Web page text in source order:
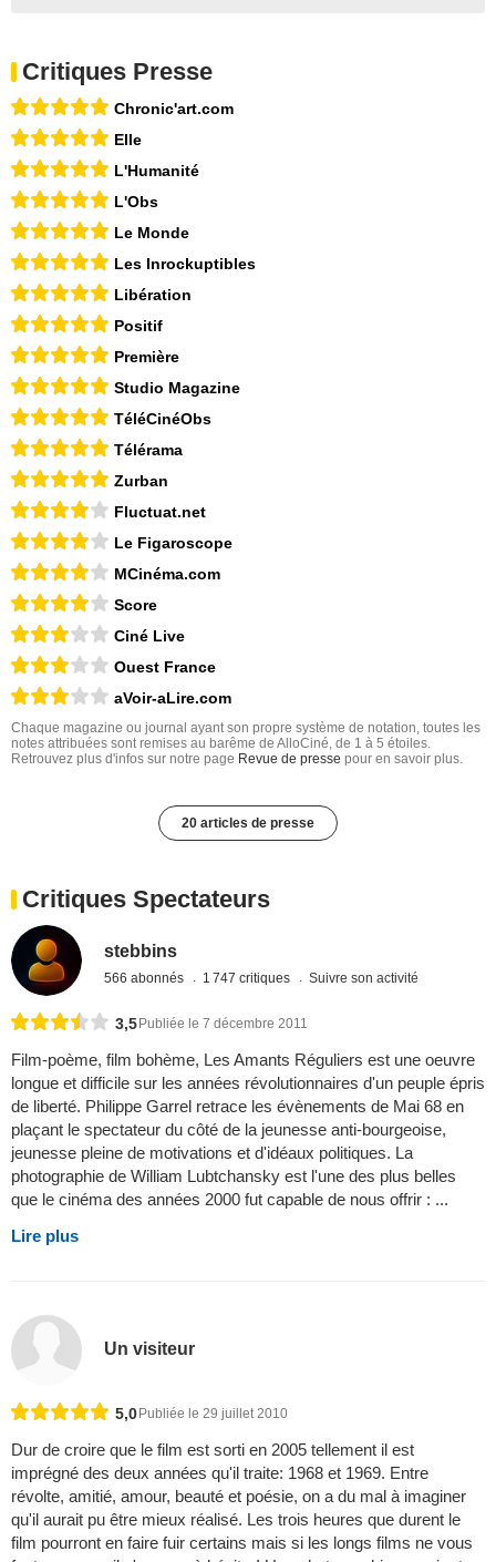
Critiques Presse
Chronic'art.com
Elle
L'Humanité
L'Obs
Le Monde
Les Inrockuptibles
Libération
Positif
Première
Studio Magazine
TéléCinéObs
Télérama
Zurban
Fluctuat.net
Le Figaroscope
MCinéma.com
Score
Ciné Live
Ouest France
aVoir-aLire.com
Chaque magazine ou journal ayant son propre système de notation, toutes les
notes attribuées sont remises au barême de AlloCiné, de 1 à 5 étoiles.
Retrouvez plus d'infos sur notre page Revue de presse pour en savoir plus.
20 articles de presse
Critiques Spectateurs
stebbins
566 abonnés 1 747 critiques Suivre son activité
3,5 Publiée le 7 décembre 2011
Film-poème, film bohème, Les Amants Réguliers est une oeuvre
longue et difficile sur les années révolutionnaires d'un peuple épris
de liberté. Philippe Garrel retrace les évènements de Mai 68 en
plaçant le spectateur du côté de la jeunesse anti-bourgeoise,
jeunesse pleine de motivations et d'idéaux politiques. La
photographie de William Lubtchansky est l'une des plus belles
que le cinéma des années 2000 fut capable de nous offrir : ...
Lire plus
Un visiteur
5,0 Publiée le 29 juillet 2010
Dur de croire que le film est sorti en 2005 tellement il est
imprégné des deux années qu'il traite: 1968 et 1969. Entre
révolte, amitié, amour, beauté et poésie, on a du mal à imaginer
qu'il aurait pu être mieux réalisé. Les trois heures que durent le
film pourront en faire fuir certains mais si les longs films ne vous